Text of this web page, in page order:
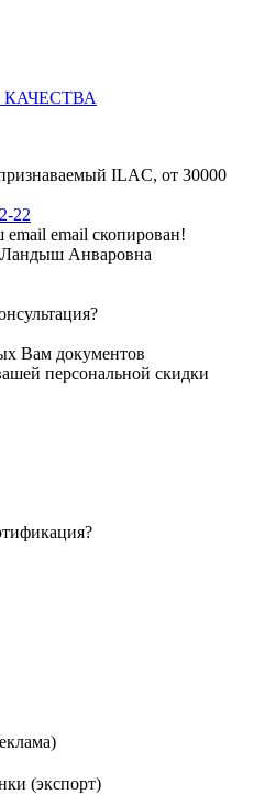
ILAC, от 30000
22
email email скопирован!
Вам документов
персональной скидки
(экспорт)